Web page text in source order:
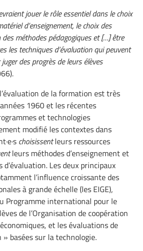
jouer le rôle essentiel dans le choix
d’enseignement, le choix des
des méthodes pédagogiques et […] être
les techniques d’évaluation qui peuvent
des progrès de leurs élèves
de la formation est très
1960 et les récentes
et technologies
modifié les contextes dans
choisissentleurs ressources
leurs méthodes d’enseignement et
Les deux principaux
l’influence croissante des
à grande échelle (les EIGE),
Programme international pour le
de l’Organisation de coopération
et les évaluations de
basées sur la technologie.